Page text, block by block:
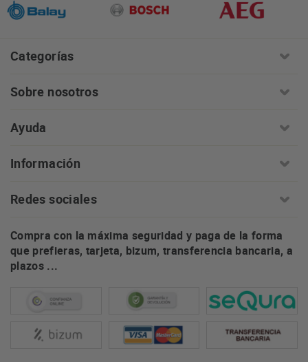
Categorías
Sobre nosotros
Ayuda
Información
Redes sociales
Compra con la máxima seguridad y paga de la forma
que prefieras, tarjeta, bizum, transferencia bancaria, a
plazos ...